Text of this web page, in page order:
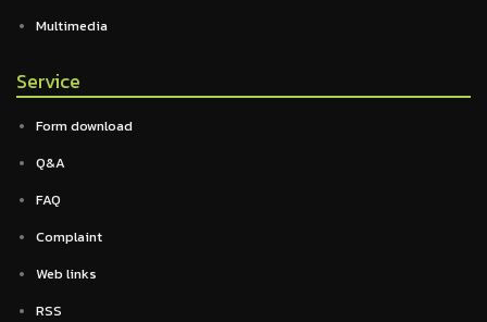
Multimedia
Service
Form download
Q&A
FAQ
Complaint
Web links
RSS